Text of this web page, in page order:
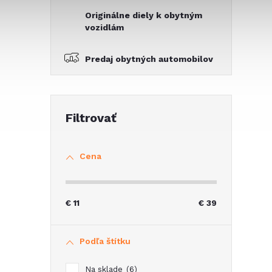
Originálne diely k obytným
vozidlám
Predaj obytných automobilov
Cena
€11 € 39
Podľa štítku
Na sklade 6